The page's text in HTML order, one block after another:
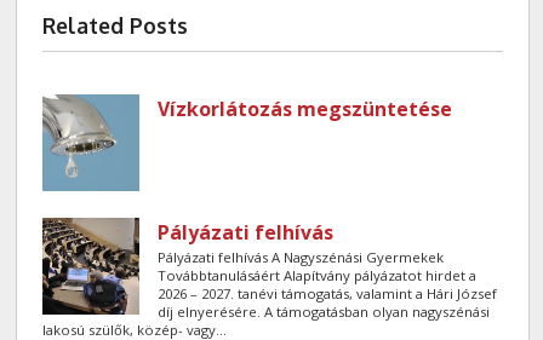
Related Posts
Vízkorlátozás megszüntetése
Pályázati felhívás
Pályázati felhívás A Nagyszénási Gyermekek
Továbbtanulásáért Alapítvány pályázatot hirdet a
2026 – 2027. tanévi támogatás, valamint a Hári József
díj elnyerésére. A támogatásban olyan nagyszénási
lakosú szülők, közép- vagy...